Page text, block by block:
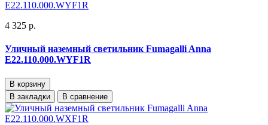
4 325 р.
Уличный наземный светильник Fumagalli Anna
E22.110.000.WYF1R
В корзину
В закладки
В сравнение